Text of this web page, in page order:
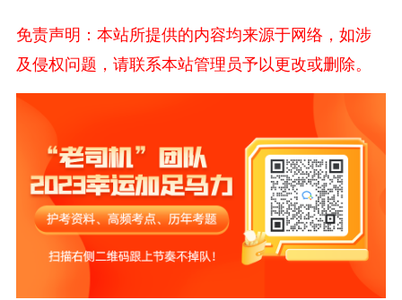
免责声明：本站所提供的内容均来源于网络，如涉
及侵权问题，请联系本站管理员予以更改或删除。